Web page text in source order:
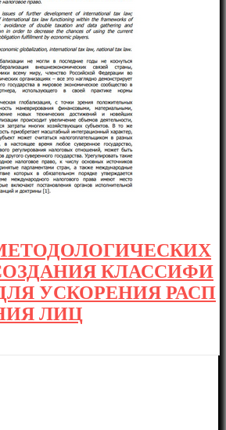
КЛАССИФИ
УСКОРЕНИЯ РАСП
ЛИЦ